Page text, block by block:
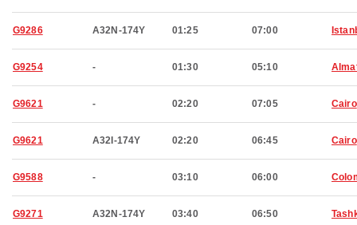
G9286 A32N-174Y 01:25 07:00
G9254 - 01:30 05:10
G9621 - 02:20 07:05 Cairo
G9621 A32I-174Y 02:20 06:45 Cairo
G9588 - 03:10 06:00
G9271 A32N-174Y 03:40 06:50